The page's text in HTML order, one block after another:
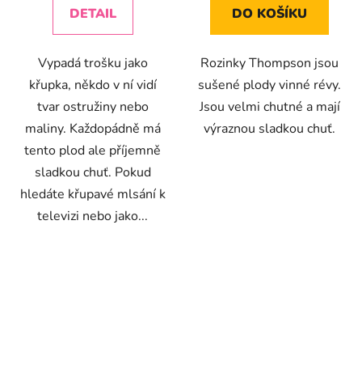
z
DETAIL
Vypadá trošku jako
křupka, někdo v ní vidí
tvar ostružiny nebo
maliny. Každopádně má
tento plod ale příjemně
sladkou chuť. Pokud
hledáte křupavé mlsání k
televizi nebo jako...
z
DO KOŠÍKU
Rozinky Thompson jsou
sušené plody vinné révy.
Jsou velmi chutné a mají
výraznou sladkou chuť.